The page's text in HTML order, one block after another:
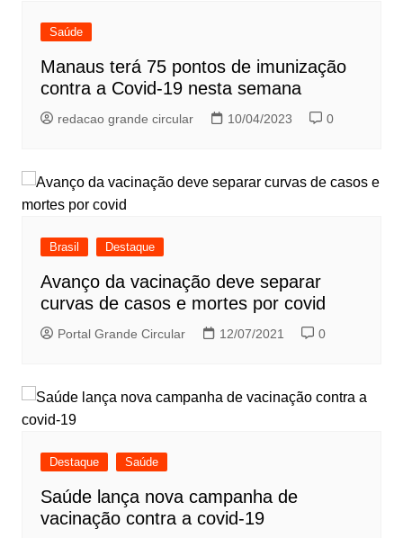
Saúde
Manaus terá 75 pontos de imunização
contra a Covid-19 nesta semana
redacao grande circular 10/04/2023 0
Brasil Destaque
Avanço da vacinação deve separar
curvas de casos e mortes por covid
Portal Grande Circular 12/07/2021 0
Destaque Saúde
Saúde lança nova campanha de
vacinação contra a covid-19